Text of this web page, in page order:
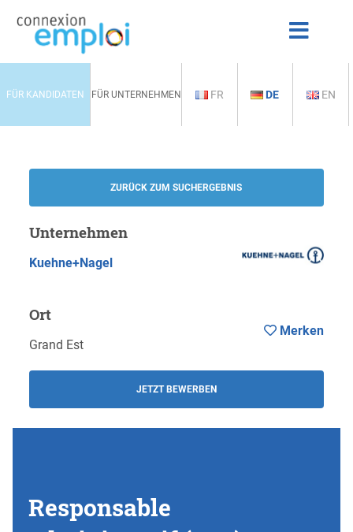
FÜR KANDIDATEN FÜR UNTERNEHMEN FR DE EN
ZURÜCK ZUM SUCHERGEBNIS
Unternehmen
Kuehne+Nagel
Ort
Grand Est
JETZT BEWERBEN
Merken
Responsable